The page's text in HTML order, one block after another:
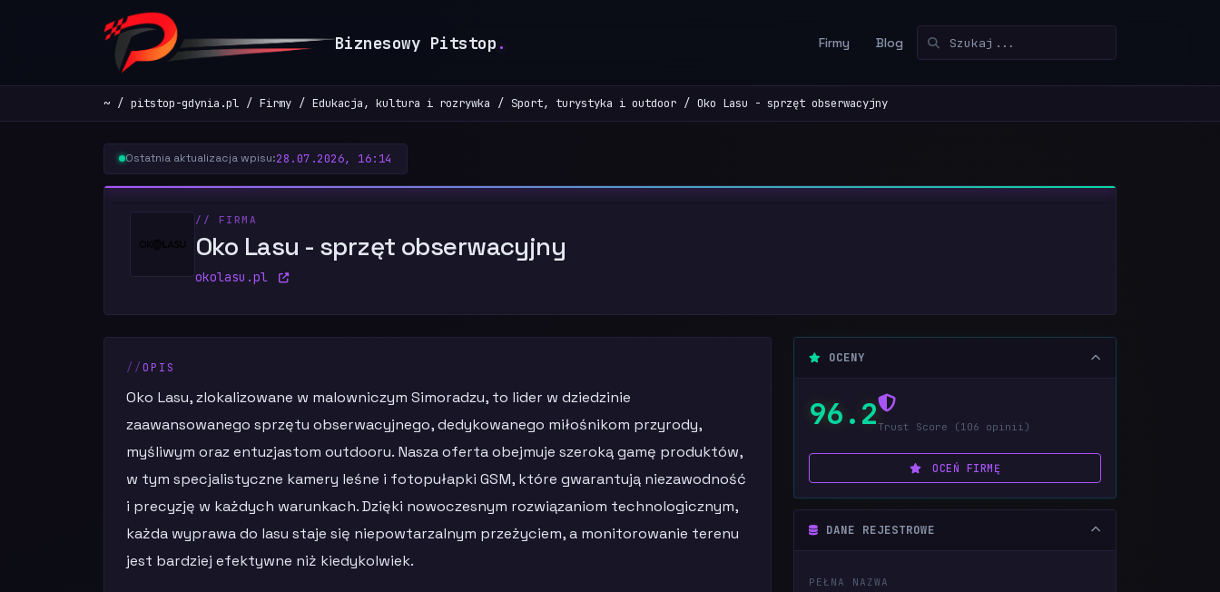
Biznesowy Pitstop . Firmy Blog
~ pitstop-gdynia.pl Firmy Edukacja, kultura i rozrywka Sport, turystyka i outdoor Oko Lasu - sprzęt obserwacyjny
Ostatnia aktualizacja wpisu:28.07.2026, 16:14
// FIRMA
Oko Lasu - sprzęt obserwacyjny
okolasu.pl
OCENY
96.2 Trust Score (106 opinii)
OCEŃ FIRMĘ
DANE REJESTROWE
PEŁNA NAZWA
OPIS
Oko Lasu, zlokalizowane w malowniczym Simoradzu, to lider w dziedzinie
zaawansowanego sprzętu obserwacyjnego, dedykowanego miłośnikom przyrody,
myśliwym oraz entuzjastom outdooru. Nasza oferta obejmuje szeroką gamę produktów,
w tym specjalistyczne kamery leśne i fotopułapki GSM, które gwarantują niezawodność
i precyzję w każdych warunkach. Dzięki nowoczesnym rozwiązaniom technologicznym,
każda wyprawa do lasu staje się niepowtarzalnym przeżyciem, a monitorowanie terenu
jest bardziej efektywne niż kiedykolwiek.